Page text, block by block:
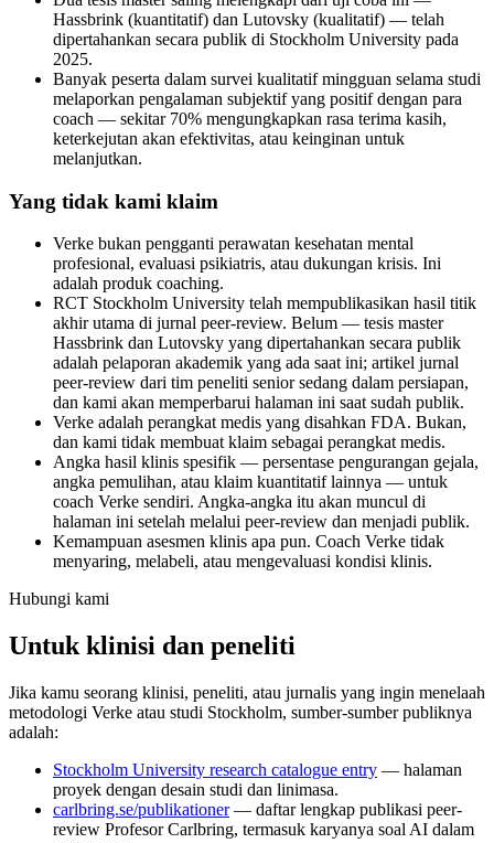
Hassbrink (kuantitatif) dan Lutovsky (kualitatif) — telah
dipertahankan secara publik di Stockholm University pada
2025.
Banyak peserta dalam survei kualitatif mingguan selama studi
melaporkan pengalaman subjektif yang positif dengan para
coach — sekitar 70% mengungkapkan rasa terima kasih,
keterkejutan akan efektivitas, atau keinginan untuk
melanjutkan.
Yang tidak kami klaim
Verke bukan pengganti perawatan kesehatan mental
profesional, evaluasi psikiatris, atau dukungan krisis. Ini
adalah produk coaching.
RCT Stockholm University telah mempublikasikan hasil titik
akhir utama di jurnal peer-review. Belum — tesis master
Hassbrink dan Lutovsky yang dipertahankan secara publik
adalah pelaporan akademik yang ada saat ini; artikel jurnal
peer-review dari tim peneliti senior sedang dalam persiapan,
dan kami akan memperbarui halaman ini saat sudah publik.
Verke adalah perangkat medis yang disahkan FDA. Bukan,
dan kami tidak membuat klaim sebagai perangkat medis.
Angka hasil klinis spesifik — persentase pengurangan gejala,
angka pemulihan, atau klaim kuantitatif lainnya — untuk
coach Verke sendiri. Angka-angka itu akan muncul di
halaman ini setelah melalui peer-review dan menjadi publik.
Kemampuan asesmen klinis apa pun. Coach Verke tidak
menyaring, melabeli, atau mengevaluasi kondisi klinis.
Hubungi kami
Untuk klinisi dan peneliti
Jika kamu seorang klinisi, peneliti, atau jurnalis yang ingin menelaah
metodologi Verke atau studi Stockholm, sumber-sumber publiknya
adalah:
Stockholm University research catalogue entry — halaman
proyek dengan desain studi dan linimasa.
carlbring.se/publikationer — daftar lengkap publikasi peer-
review Profesor Carlbring, termasuk karyanya soal AI dalam